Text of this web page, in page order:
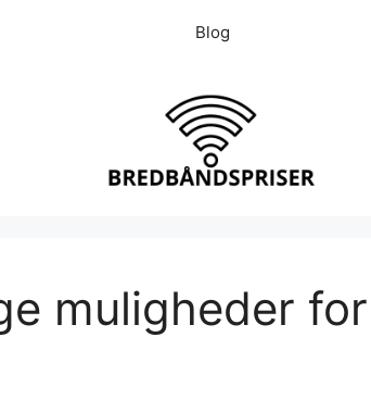
Blog
muligheder